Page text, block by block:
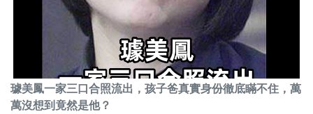
璩美鳳一家三口合照流出，孩子爸真實身份徹底瞞不住，萬
萬沒想到竟然是他？